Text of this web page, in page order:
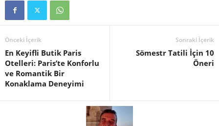
Önceki İçerik
En Keyifli Butik Paris
Otelleri: Paris’te Konforlu
ve Romantik Bir
Konaklama Deneyimi
Sonraki İçerik
Sömestr Tatili İçin 10
Öneri